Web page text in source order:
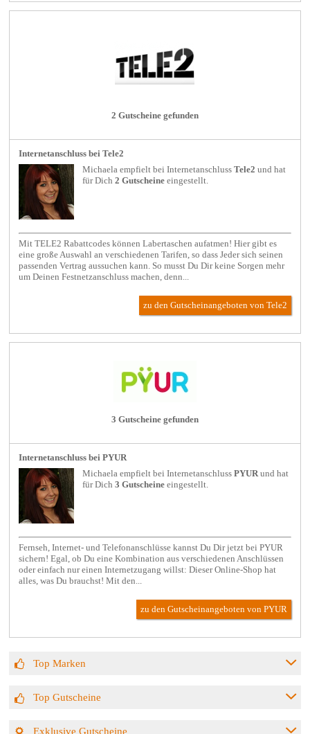
2 Gutscheine gefunden
Internetanschluss bei Tele2
Michaela empfielt beiInternetanschluss Tele2 und hat
für Dich2 Gutscheine eingestellt.
Mit TELE2 Rabattcodes können Labertaschen aufatmen! Hier gibt es
eine große Auswahl an verschiedenen Tarifen, so dass Jeder sich seinen
passenden Vertrag aussuchen kann. So musst Du Dir keine Sorgen mehr
um Deinen Festnetzanschluss machen, denn...
zu den Gutscheinangeboten von Tele2
3 Gutscheine gefunden
Internetanschluss bei PYUR
Michaela empfielt beiInternetanschluss PYUR und hat
für Dich3 Gutscheine eingestellt.
Fernseh, Internet- und Telefonanschlüsse kannst Du Dir jetzt bei PYUR
sichern! Egal, ob Du eine Kombination aus verschiedenen Anschlüssen
oder einfach nur einen Internetzugang willst: Dieser Online-Shop hat
alles, was Du brauchst! Mit den...
zu den Gutscheinangeboten von PYUR
Top Marken
Top Gutscheine
Exklusive Gutscheine